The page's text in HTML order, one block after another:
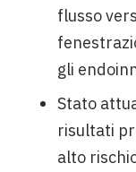
flusso
gli
Stato
risultati
alto